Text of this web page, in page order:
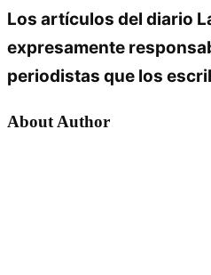
Los artículos del diario
expresamente
periodistas que los
About Author